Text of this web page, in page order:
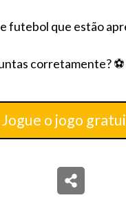
futebol que estão
corretamente? ⚽
Jogue o jogo